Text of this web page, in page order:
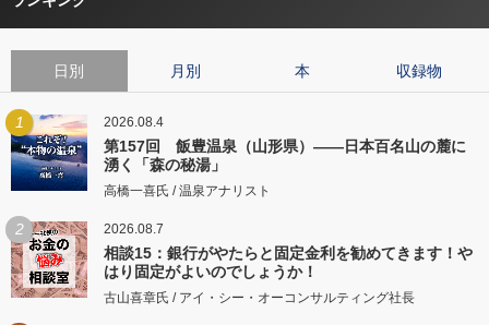
日別 月別 本 収録物
1 2026.08.4
第157回 飯豊温泉（山形県）――日本百名山の麓に
湧く「森の秘湯」
高橋一喜氏 / 温泉アナリスト
2 2026.08.7
相談15：銀行がやたらと固定金利を勧めてきます！や
はり固定がよいのでしょうか！
古山喜章氏 / アイ・シー・オーコンサルティング社長